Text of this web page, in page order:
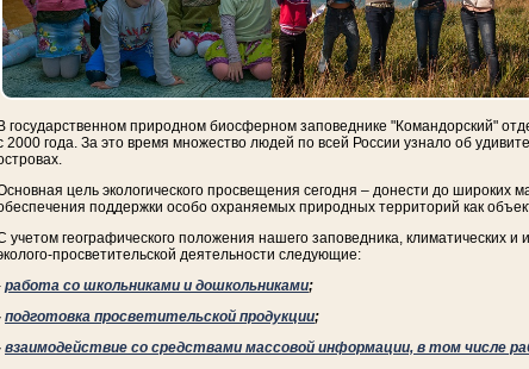
В государственном природном биосферном заповеднике "Командорский"
2000 года. За это время множество людей по всей России узнало об
цель экологического просвещения сегодня – донести до
поддержки особо охраняемых природных территорий как
учетом географического положения нашего заповедника, климатических
просветительской деятельности следующие:
работа со школьниками и дошкольниками;
подготовка просветительской продукции;
взаимодействие со средствами массовой информации, в том числе